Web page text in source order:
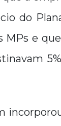
do
MPs e